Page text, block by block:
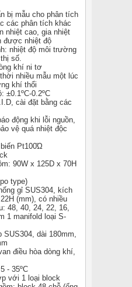
bị mẫu cho phân tích
các phân tích khác
nhiệt cao, gia nhiệt
được nhiệt độ
nhiệt độ môi trường
số.
khí ni tơ
nhiều mẫu một lúc
khí thổi
±0.1ºC-0.2ºC
cài đặt bằng các
động khi lỗi nguồn,
vệ quá nhiệt độc
Pt100Ώ
90W x 125D x 70H
type)
gỉ SUS304, kích
(mm), có nhiều
48, 40, 24, 22, 16,
1 manifold loại S-
dài 180mm,
điều hòa dòng khí,
- 35ºC
với 1 loại block